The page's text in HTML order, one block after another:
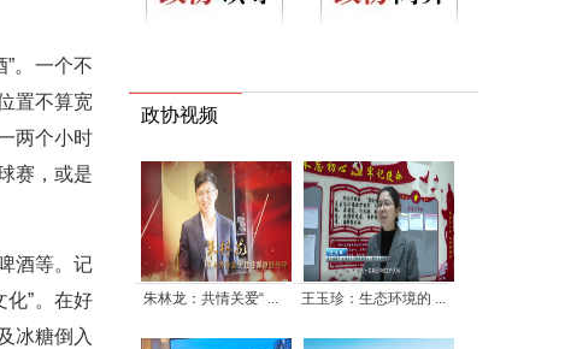
。一个不
置不算宽
两个小时
赛，或是
酒等。记
化”。在好
冰糖倒入
政协视频
朱林龙：共情关爱“ ... 王玉珍：生态环境的 ...